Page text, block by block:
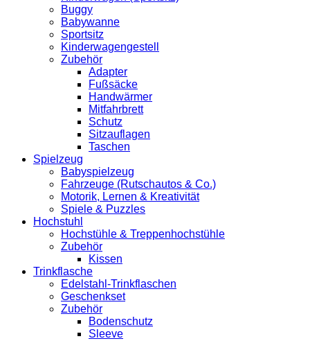
Buggy
Babywanne
Sportsitz
Kinderwagengestell
Zubehör
Adapter
Fußsäcke
Handwärmer
Mitfahrbrett
Schutz
Sitzauflagen
Taschen
Spielzeug
Babyspielzeug
Fahrzeuge (Rutschautos & Co.)
Motorik, Lernen & Kreativität
Spiele & Puzzles
Hochstuhl
Hochstühle & Treppenhochstühle
Zubehör
Kissen
Trinkflasche
Edelstahl-Trinkflaschen
Geschenkset
Zubehör
Bodenschutz
Sleeve